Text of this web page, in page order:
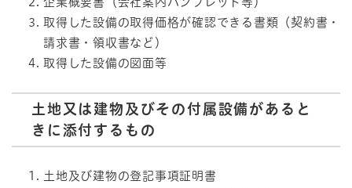
取得した設備の取得価格が確認できる書類（契約書・
請求書・領収書など）
取得した設備の図面等
土地又は建物及びその付属設備があると
きに添付するもの
土地及び建物の登記事項証明書